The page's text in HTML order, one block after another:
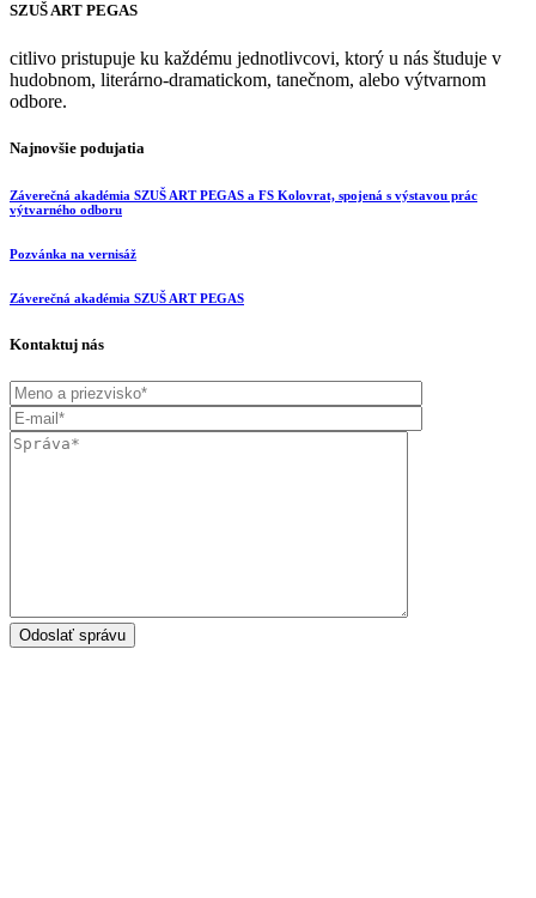
SZUŠ ART PEGAS
citlivo pristupuje ku každému jednotlivcovi, ktorý u nás študuje v
hudobnom, literárno-dramatickom, tanečnom, alebo výtvarnom
odbore.
Najnovšie podujatia
Záverečná akadémia SZUŠ ART PEGAS a FS Kolovrat, spojená s výstavou prác
výtvarného odboru
Pozvánka na vernisáž
Záverečná akadémia SZUŠ ART PEGAS
Kontaktuj nás